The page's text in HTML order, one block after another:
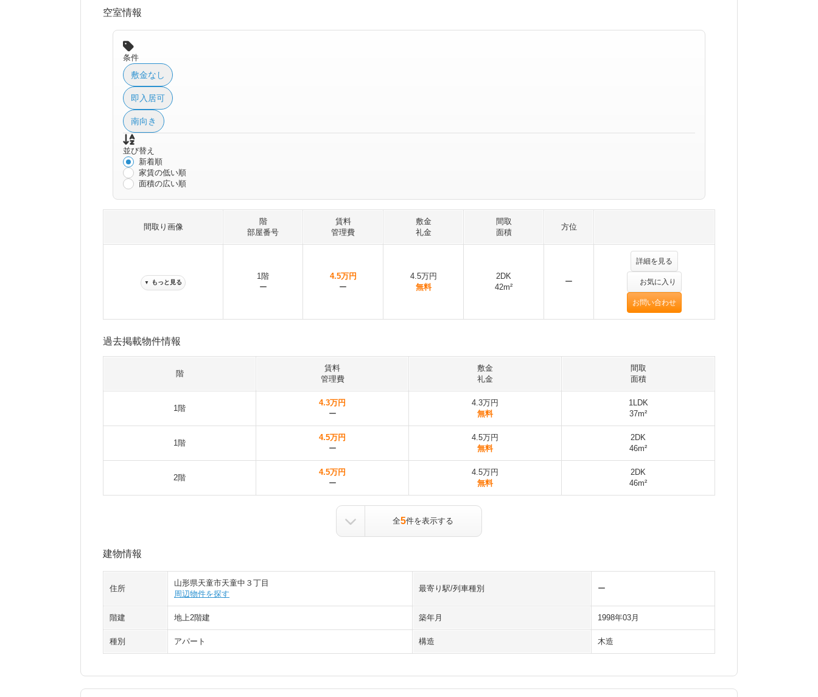
空室情報
条件
敷金なし
即入居可
南向き
並び替え
新着順
家賃の低い順
面積の広い順
間取り画像
階
部屋番号
賃料
管理費
敷金
礼金
間取
面積
方位
▼ もっと見る
1階
ー
4.5万円
ー
4.5万円
無料
2DK
42m²
ー
詳細を見る
お気に入り
お問い合わせ
過去掲載物件情報
階
賃料
管理費
敷金
礼金
間取
面積
1階
4.3万円
ー
4.3万円
無料
1LDK
37m²
1階
4.5万円
ー
4.5万円
無料
2DK
46m²
2階
4.5万円
ー
4.5万円
無料
2DK
46m²
全5件を表示する
建物情報
住所
山形県天童市天童中３丁目
周辺物件を探す
最寄り駅/列車種別 ー
階建 地上2階建 築年月 1998年03月
種別 アパート 構造 木造